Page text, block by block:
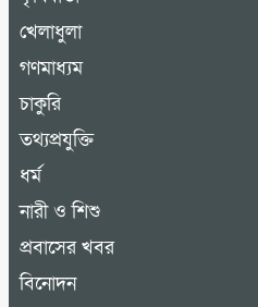
খেলাধুলা
গণমাধ্যম
চাকুরি
তথ্যপ্রযুক্তি
ধর্ম
নারী ও শিশু
প্রবাসের খবর
বিনোদন